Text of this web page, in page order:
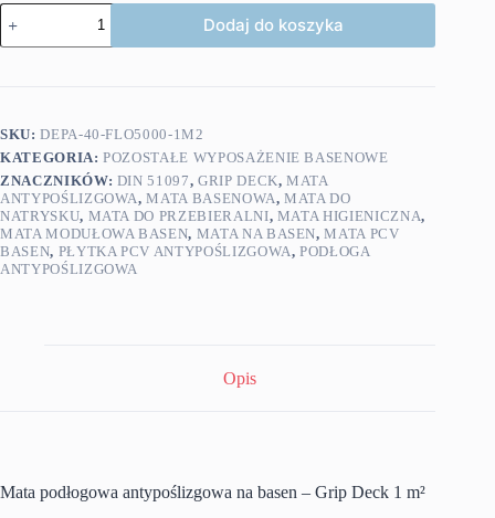
ilość
Mata
podłogowa
Dodaj do koszyka
SKU:DEPA-40-FLO5000-1M2
KATEGORIA:POZOSTAŁE WYPOSAŻENIE BASENOWE
ZNACZNIKÓW: DIN 51097, GRIP DECK,MATA
ANTYPOŚLIZGOWA,MATA BASENOWA,MATA DO
NATRYSKU, MATA DO PRZEBIERALNI, MATA HIGIENICZNA,
MATA MODUŁOWA BASEN, MATA NA BASEN,MATA PCV
BASEN, PŁYTKA PCV ANTYPOŚLIZGOWA,PODŁOGA
ANTYPOŚLIZGOWA
Opis
Mata podłogowa antypoślizgowa na basen – Grip Deck 1 m²